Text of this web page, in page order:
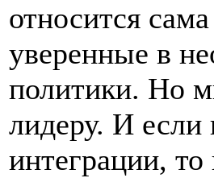
относится
уверенные в
политики. Но
лидеру. И если
интеграции,